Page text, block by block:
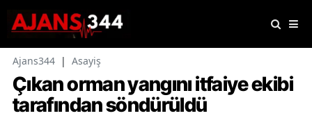
Ajans344 | Asayiş
Çıkan orman yangını itfaiye ekibi
tarafından söndürüldü